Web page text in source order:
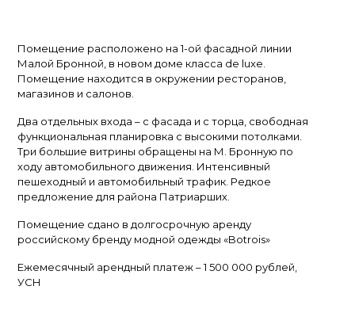
Помещение расположено на 1-ой фасадной линии
Малой Бронной, в новом доме класса de luxe.
Помещение находится в окружении ресторанов,
магазинов и салонов.
Два отдельных входа – с фасада и с торца, свободная
функциональная планировка с высокими потолками.
Три большие витрины обращены на М. Бронную по
ходу автомобильного движения. Интенсивный
пешеходный и автомобильный трафик. Редкое
предложение для района Патриарших.
Помещение сдано в долгосрочную аренду
российскому бренду модной одежды «Botrois»
Ежемесячный арендный платеж – 1 500 000 рублей,
УСН